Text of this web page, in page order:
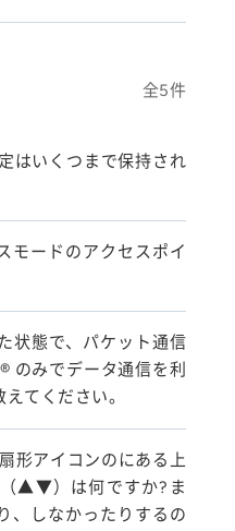
全5件
はいくつまで保持され
モードのアクセスポイ
状態で、パケット通信
のみでデータ通信を利
てください。
形アイコンのにある上
（▲▼）は何ですか?ま
、しなかったりするの